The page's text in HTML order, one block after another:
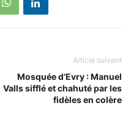
Article suivant
Mosquée d’Evry : Manuel
Valls sifflé et chahuté par les
fidèles en colère